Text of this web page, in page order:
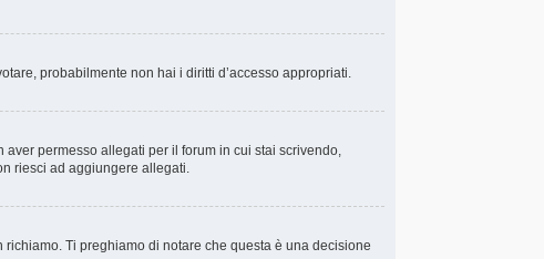
probabilmente non hai i diritti d’accesso appropriati.
permesso allegati per il forum in cui stai scrivendo,
riesci ad aggiungere allegati.
Ti preghiamo di notare che questa è una decisione